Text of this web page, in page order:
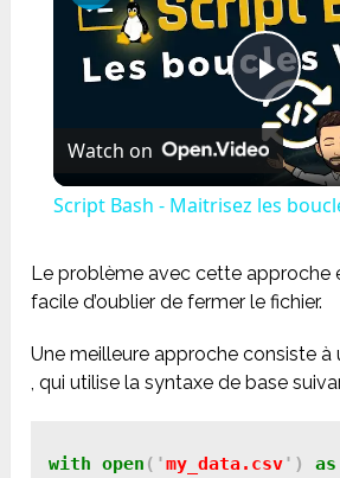
Play
Watch on
Script Bash - Maitrisez les
Le problème avec cette approche
facile d’oublier de fermer le fichier.
Une meilleure approche consiste à
, qui utilise la syntaxe de base
with open ('my_data.csv') as